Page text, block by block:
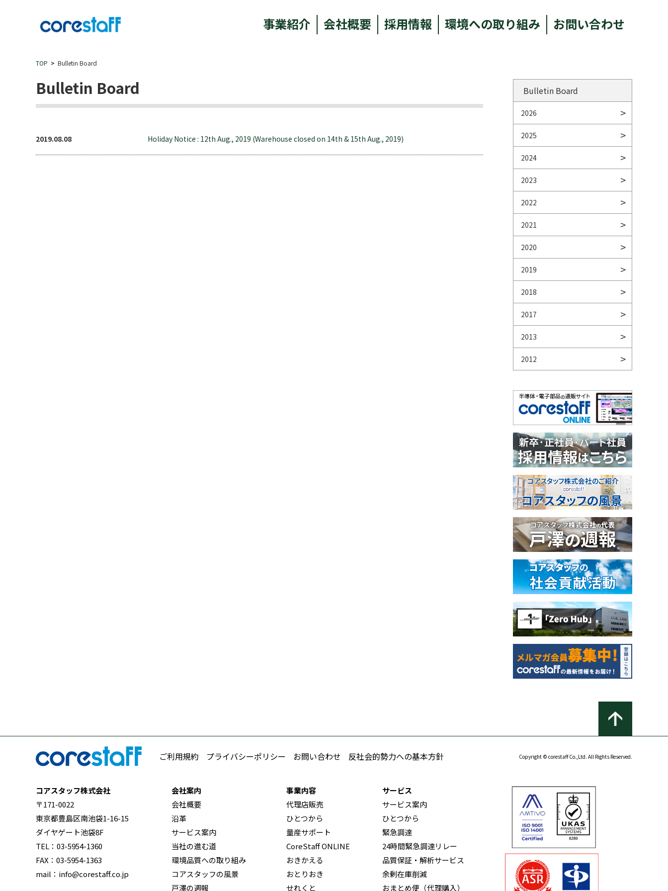
事業紹介 会社概要 採用情報 環境への取り組み お問い合わせ
TOP Bulletin Board
Bulletin Board
2019.08.08 Holiday Notice : 12th Aug., 2019 (Warehouse closed on 14th & 15th Aug., 2019)
Bulletin Board
2026
2025
2024
2023
2022
2021
2020
2019
2018
2017
2013
2012
ご利用規約 プライバシーポリシー お問い合わせ 反社会的勢力への基本方針 Copyright © corestaff Co.,Ltd. All Rights Reserved.
コアスタッフ株式会社
〒171-0022
東京都豊島区南池袋1-16-15
ダイヤゲート池袋8F
TEL：03-5954-1360
FAX：03-5954-1363
mail：info@corestaff.co.jp
会社案内
会社概要
沿革
サービス案内
当社の進む道
環境品質への取り組み
コアスタッフの風景
戸澤の週報
事業内容
代理店販売
ひとつから
量産サポート
CoreStaff ONLINE
おきかえる
おとりおき
せれくと
サービス
サービス案内
ひとつから
緊急調達
24時間緊急調達リレー
品質保証・解析サービス
余剰在庫削減
おまとめ便（代理購入）